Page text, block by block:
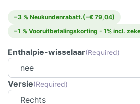
−3 % Neukundenrabatt.(−€ 79,04)
−1 % Vooruitbetalingskorting - 1% incl.
Enthalpie-wisselaar(Required)
Versie(Required)